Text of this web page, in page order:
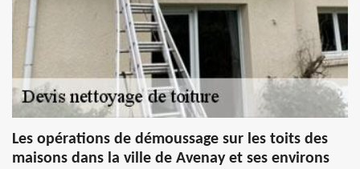
Les opérations de démoussage sur les toits des
maisons dans la ville de Avenay et ses environs